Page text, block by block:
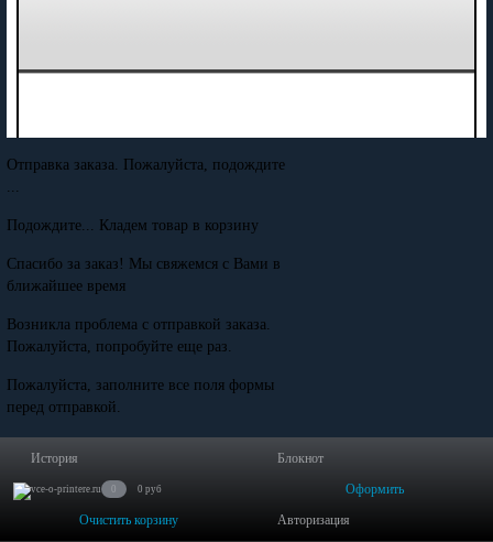
История Блокнот
0 0 руб
Оформить
Очистить корзину
Авторизация
Отправка заказа. Пожалуйста, подождите
Подождите... Кладем товар в корзину
Спасибо за заказ! Мы свяжемся с Вами в
ближайшее время
Возникла проблема с отправкой заказа.
Пожалуйста, попробуйте еще раз.
Пожалуйста, заполните все поля формы
перед отправкой.